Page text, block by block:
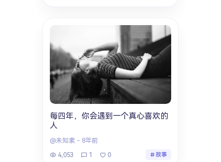
每四年，你会遇到一个真心喜欢的
人
@未知素 - 8年前
4,053
1 0 故事